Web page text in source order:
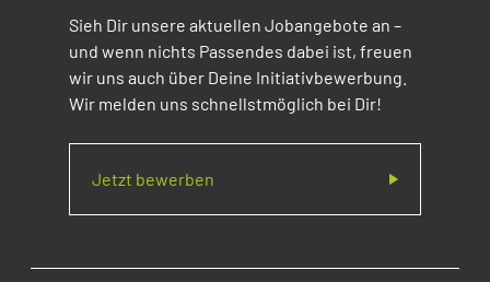
Sieh Dir unsere aktuellen Jobangebote an –
und wenn nichts Passendes dabei ist, freuen
wir uns auch über Deine Initiativbewerbung.
Wir melden uns schnellstmöglich bei Dir!
Jetzt bewerben